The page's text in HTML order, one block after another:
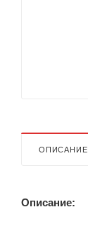
ОПИСАНИЕ
Описание: